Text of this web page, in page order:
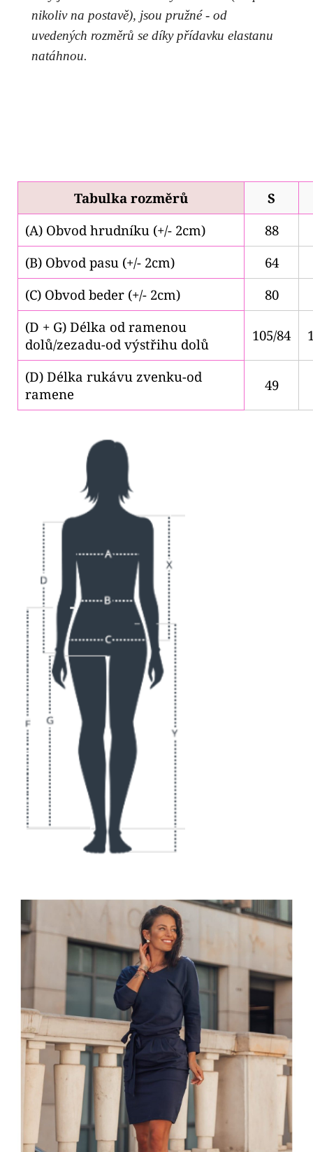
nikoliv na postavě), jsou pružné - od
uvedených rozměrů se díky přídavku elastanu
natáhnou.
Tabulka rozměrů
S
(A) Obvod hrudníku (+/- 2cm)
88
(B) Obvod pasu (+/- 2cm)
64
(C) Obvod beder (+/- 2cm)
80
(D + G) Délka od ramenou
dolů/zezadu-od výstřihu dolů
105/84
(D) Délka rukávu zvenku-od
ramene
49